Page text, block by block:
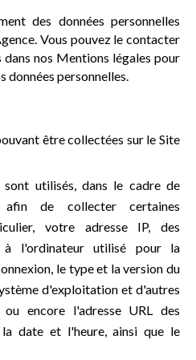
des données personnelles
Vous pouvez le contacter
dans nos Mentions légales pour
données personnelles.
être collectées sur le Site
utilisés, dans le cadre de
de collecter certaines
votre adresse IP, des
à l'ordinateur utilisé pour la
le type et la version du
d'exploitation et d'autres
ou encore l'adresse URL des
date et l'heure, ainsi que le